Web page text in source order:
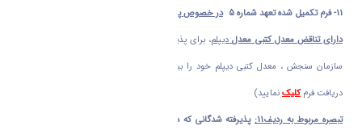
11- فرم تکمیل شده تعهد شماره 5
در خصوص پذیرفته شدگان صرفاً بر اساس سوابق تحصیلی
دارای تناقض معدل کتبی معدلدیپلم، برای پذیرفته شدگانی که در مرحله ثبت نام در سایت
سازمان سنجش ، معدل کتبی دیپلم خود را بیشتر از معدل واقعی ثبت نموده اند (جهت
دریافت فرمکلیکنمایید)
تبصره مربوط به ردیف11:
پذیرفته شدگانی که دارای مغایرت معدل کتبی دیپلم هستند ثبت